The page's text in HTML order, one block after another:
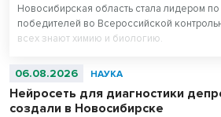
Новосибирская область стала лидером
победителей во Всероссийской
всех знают химию и биологию.
06.08.2026 НАУКА
Нейросеть для диагностики
создали в Новосибирске